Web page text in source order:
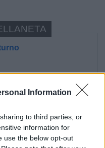
Information
to third parties, or
information for
use the below opt-out